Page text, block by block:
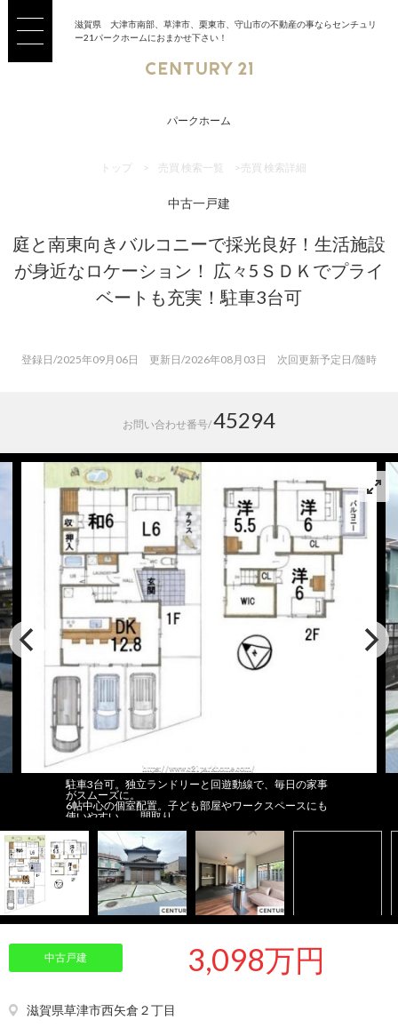
滋賀県 大津市南部、草津市、栗東市、守山市の不動産の事ならセンチュリ
ー21パークホームにおまかせ下さい！
パークホーム
トップ > 売買 検索一覧 > 売買 検索詳細
中古一戸建
庭と南東向きバルコニーで採光良好！生活施設
が身近なロケーション！ 広々5ＳＤＫでプライ
ベートも充実！駐車3台可
登録日/2025年09月06日 更新日/2026年08月03日 次回更新予定日/随時
お問い合わせ番号/45294
駐車3台可。独立ランドリーと回遊動線で、毎日の家事
がスムーズに。
6帖中心の個室配置。子ども部屋やワークスペースにも
使いやすい。 間取り
中古戸建 3,098万円
滋賀県草津市西矢倉２丁目